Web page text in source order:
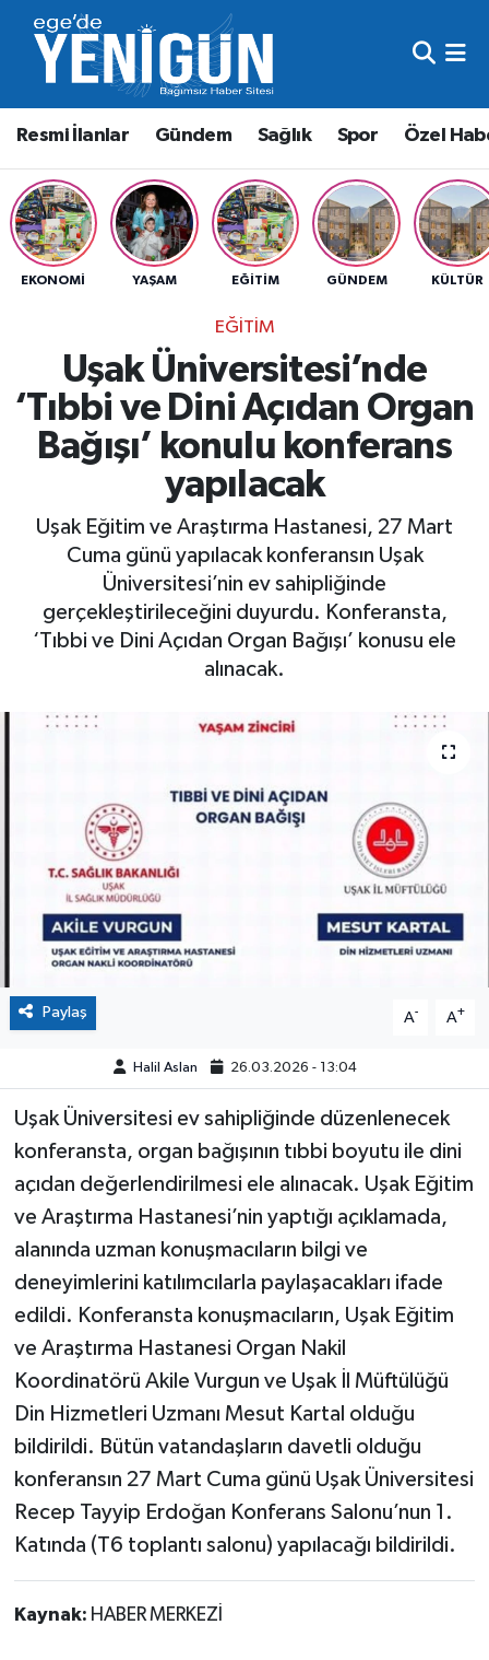
Resmi İlanlar Gündem Sağlık Spor Özel
EKONOMI YAŞAM EĞITIM GÜNDEM KÜLTÜR
EĞITIM
Uşak Üniversitesi’nde
‘Tıbbi ve Dini Açıdan Organ
Bağışı’ konulu konferans
yapılacak
Uşak Eğitim ve Araştırma Hastanesi, 27 Mart
Cuma günü yapılacak konferansın Uşak
Üniversitesi’nin ev sahipliğinde
gerçekleştirileceğini duyurdu. Konferansta,
‘Tıbbi ve Dini Açıdan Organ Bağışı’ konusu ele
alınacak.
Paylaş A- A+
Halil Aslan 26.03.2026 - 13:04
Uşak Üniversitesi ev sahipliğinde düzenlenecek
konferansta, organ bağışının tıbbi boyutu ile dini
açıdan değerlendirilmesi ele alınacak. Uşak Eğitim
ve Araştırma Hastanesi’nin yaptığı açıklamada,
alanında uzman konuşmacıların bilgi ve
deneyimlerini katılımcılarla paylaşacakları ifade
edildi. Konferansta konuşmacıların, Uşak Eğitim
ve Araştırma Hastanesi Organ Nakil
Koordinatörü Akile Vurgun ve Uşak İl Müftülüğü
Din Hizmetleri Uzmanı Mesut Kartal olduğu
bildirildi. Bütün vatandaşların davetli olduğu
konferansın 27 Mart Cuma günü Uşak Üniversitesi
Recep Tayyip Erdoğan Konferans Salonu’nun 1.
Katında (T6 toplantı salonu) yapılacağı bildirildi.
Kaynak: HABER MERKEZİ
Resmi İlanlar
Gündem
Sağlık
Spor
Beyoğlu Nöbetçi Eczaneler
Beyoğlu Hava Durumu
Beyoğlu Trafik Yoğunluk Haritası
Süper Lig Puan Durumu ve Fikstür
Son Dakika Haberleri
Haber Arşivi